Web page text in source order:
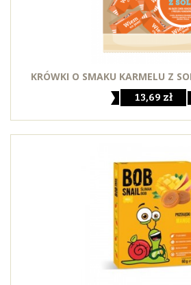
KRÓWKI O SMAKU KARMELU Z
13,69 zł